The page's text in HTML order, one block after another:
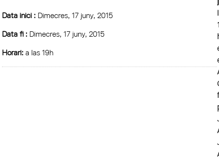
Data inici : Dimecres, 17 juny, 2015
Data fi : Dimecres, 17 juny, 2015
Horari:a las 19h